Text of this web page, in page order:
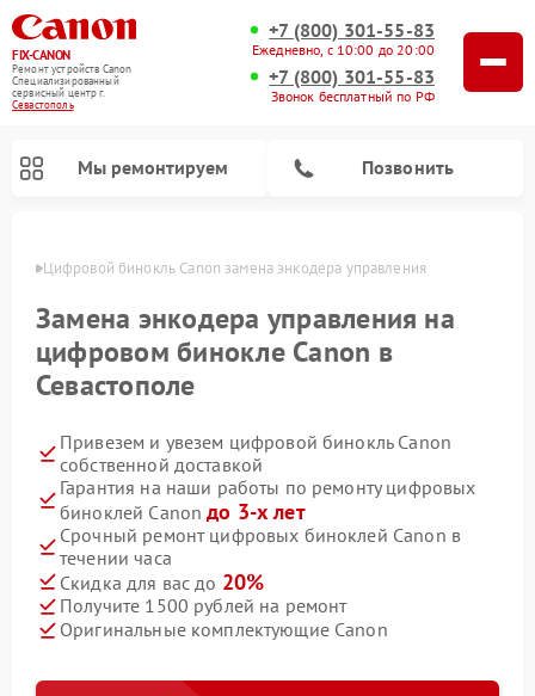
FIX-CANON
Ремонт устройств Canon
Специализированный
cервисный центр г.
Севастополь
+7 (800) 301-55-83
Ежедневно, с 10:00 до 20:00
+7 (800) 301-55-83
Звонок бесплатный по РФ
Мы ремонтируем Позвонить
Цифровой бинокль Canon замена энкодера управления
Замена энкодера управления на
цифровом бинокле Canon в
Севастополе
Привезем и увезем цифровой бинокль Canon
собственной доставкой
Гарантия на наши работы по ремонту цифровых
биноклей Canonдо 3-х лет
Срочный ремонт цифровых биноклей Canon в
течении часа
Скидка для вас до 20%
Получите 1500 рублей на ремонт
Оригинальные комплектующие Canon